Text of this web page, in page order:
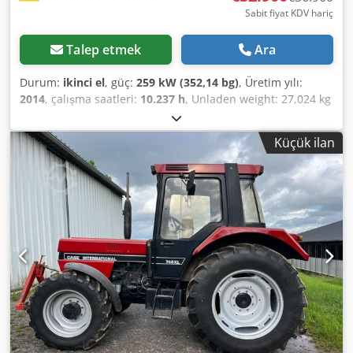
Sabit fiyat KDV hariç
Talep etmek Ara
Durum: ikinci el, güç: 259 kW (352,14 bg), Üretim yılı:
2014, çalışma saatleri: 10.237 h, Unladen weight: 27,024 kg
Please contact Emal Jaweed for further information. Wheel
Loader, Case 1121F, year of manufacture: 2014, operating
hours: 10,237 h, length: 8,960 mm, width: 2,990 mm,
height: 3,570 mm, maximum permissible gross weight:
27,024 kg, engine: Case, engine power: 239 kW, air
conditioning, on-board weighing system, auxiliary
hydraulics, rear view camera, automatic lubrication
system, bucket dimensions: length: 1,800 mm, width: 3,000
mm, height: 1,750 mm, video available. Dsdoyn Nfwspfx
Amyeck Other information: * We offer more than 200 units
for sale. * Our location is 30 km north of Frankfurt/Main
airport. * Financing and leasing options available. *
Specialist for worldwide transport and shipping. * No
liability for printing or typographical errors. * Subject to
errors and prior sale. * Trade-in possible! *
Küçük ilan